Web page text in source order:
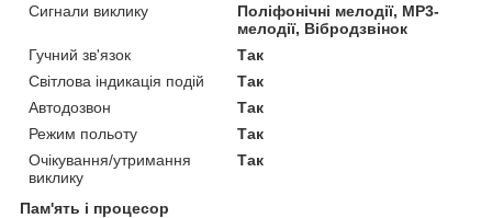
Сигнали виклику
Поліфонічні мелодії, MP3-
мелодії, Вібродзвінок
Гучний зв'язок
Так
Світлова індикація подій
Так
Автодозвон
Так
Режим польоту
Так
Очікування/утримання
виклику
Так
Пам'ять і процесор